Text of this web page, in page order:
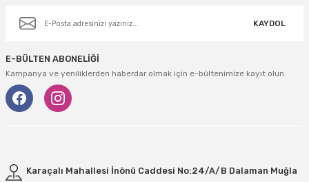
KAYDOL
E-BÜLTEN ABONELİĞİ
Kampanya ve yeniliklerden haberdar olmak için e-bültenimize kayıt olun.
Karaçalı Mahallesi İnönü Caddesi No:24/A/B Dalaman Muğla